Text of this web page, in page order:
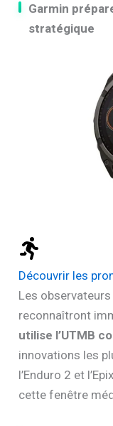
Garmin
stratégique
Découvrir les
Les
reconnaîtront
utilise l’UTMB
innovations les
l’Enduro 2 et
cette fenêtre